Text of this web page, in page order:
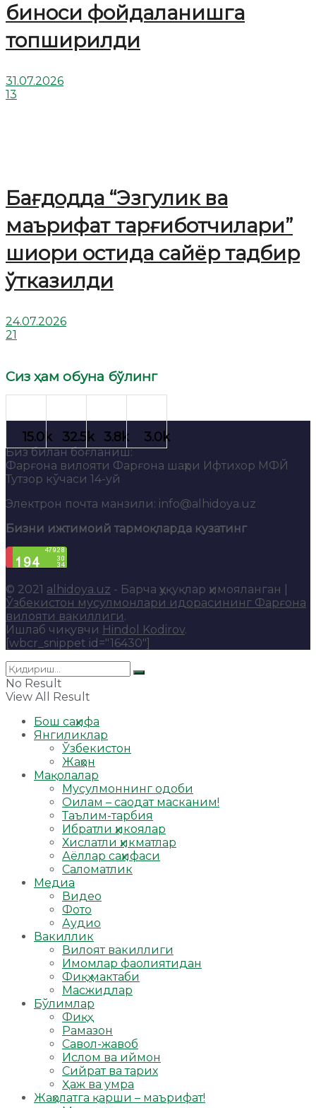
биноси фойдаланишга
топширилди
31.07.2026
13
Бағдодда “Эзгулик ва
маърифат тарғиботчилари”
шиори остида сайёр тадбир
ўтказилди
24.07.2026
21
Сиз ҳам обуна бўлинг
Биз билан боғланиш:
Фарғона вилояти Фарғона шаҳри Ифтихор МФЙ
Тутзор кўчаси 14-уй
Электрон почта манзили: info@alhidoya.uz
Бизни ижтимоий тармоқларда кузатинг
© 2021 alhidoya.uz - Барча ҳуқуқлар ҳимояланган |
Ўзбекистон мусулмонлари идорасининг Фарғона
вилояти вакиллиги.
Ишлаб чиқувчи Hindol Kodirov.
[wbcr_snippet id="16430"]
No Result
View All Result
Бош саҳифа
Янгиликлар
Ўзбекистон
Жаҳон
Мақолалар
Мусулмоннинг одоби
Оилам – саодат масканим!
Таълим-тарбия
Ибратли ҳикоялар
Хислатли ҳикматлар
Аёллар саҳифаси
Саломатлик
Медиа
Видео
Фото
Аудио
Вакиллик
Вилоят вакиллиги
Имомлар фаолиятидан
Фиқҳ мактаби
Масжидлар
Бўлимлар
Фиқҳ
Рамазон
Савол-жавоб
Ислом ва иймон
Сийрат ва тарих
Ҳаж ва умра
Жаҳолатга қарши – маърифат!